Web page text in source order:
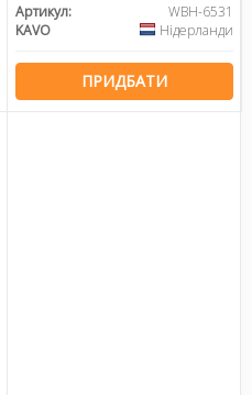
Артикул:
WBH-6531
KAVO
Нідерланди
ПРИДБАТИ